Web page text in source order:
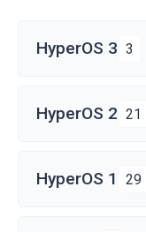
HyperOS 3 3
HyperOS 2 21
HyperOS 1 29